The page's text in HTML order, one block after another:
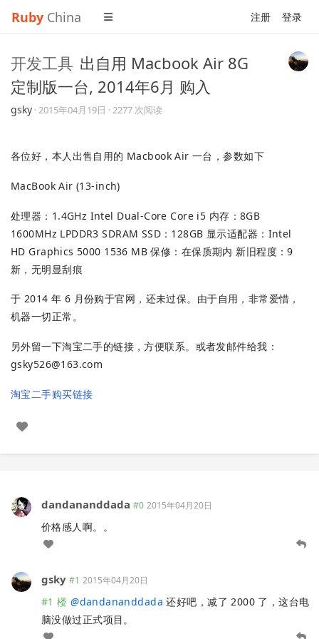
Ruby China 注册 登录
开发工具 出自用 Macbook Air 8G
定制版一台, 2014年6月 购入
gsky ·2015年04月19日 · 2277 次阅读
各位好，本人出售自用的 Macbook Air 一台，参数如下
MacBook Air (13-inch)
处理器：1.4GHz Intel Dual-Core Core i5 内存：8GB
1600MHz LPDDR3 SDRAM SSD：128GB 显示适配器：Intel
HD Graphics 5000 1536 MB 保修：在保质期内 新旧程度：9
新，无明显刮痕
于 2014 年 6 月份购于官网，还未过保。由于自用，非常爱惜，
机器一切正常。
另外留一下淘宝二手的链接，方便联系。或者发邮件给我：
gsky526@163.com
淘宝二手购买链接
dandananddada #0 2015年04月20日
价格感人啊。。
gsky #1 2015年04月20日
#1 楼 @dandananddada 还好吧，减了 2000 了，这台电
脑没做过正式项目。